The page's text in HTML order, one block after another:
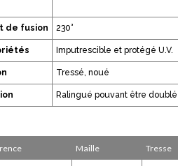
de fusion 230°
Imputrescible et protégé U.V.
Tressé, noué
Ralingué pouvant être
Maille Tresse